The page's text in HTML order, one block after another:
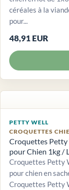
céréales à la
pour...
48,91 EUR
PETTY WELL
CROQUETTES
Croquettes Petty
pour Chien 1kg /
Croquettes Petty
pour chien en
Croquettes Petty